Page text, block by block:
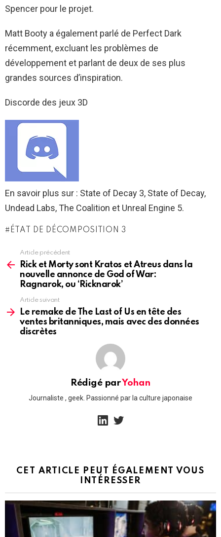
Spencer pour le projet.
Matt Booty a également parlé de Perfect Dark
récemment, excluant les problèmes de
développement et parlant de deux de ses plus
grandes sources d’inspiration.
Discorde des jeux 3D
En savoir plus sur : State of Decay 3, State of Decay,
Undead Labs, The Coalition et Unreal Engine 5.
ÉTAT DE DÉCOMPOSITION 3
more
Article précédent
Rick et Morty sont Kratos et Atreus dans la
nouvelle annonce de God of War:
Ragnarok, ou ‘Ricknarok’
Article suivant
Le remake de The Last of Us en tête des
ventes britanniques, mais avec des données
discrètes
Rédigé parYohan
Journaliste , geek. Passionné par la culture japonaise
linkedin
CET ARTICLE PEUT ÉGALEMENT VOUS
INTÉRESSER